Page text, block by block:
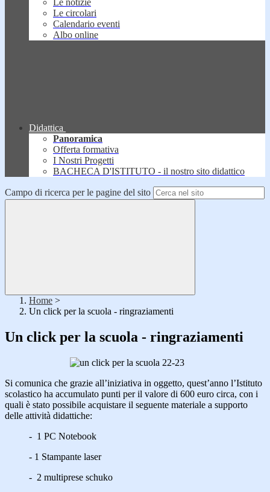
Le notizie
Le circolari
Calendario eventi
Albo online
Didattica
Panoramica
Offerta formativa
I Nostri Progetti
BACHECA D'ISTITUTO - il nostro sito didattico
Campo di ricerca per le pagine del sito
Home >
Un click per la scuola - ringraziamenti
Un click per la scuola - ringraziamenti
Si comunica che grazie all’iniziativa in oggetto, quest’anno l’Istituto
scolastico ha accumulato punti per il valore di 600 euro circa, con i
quali è stato possibile acquistare il seguente materiale a supporto
delle attività didattiche:
- 1 PC Notebook
- 1 Stampante laser
- 2 multiprese schuko